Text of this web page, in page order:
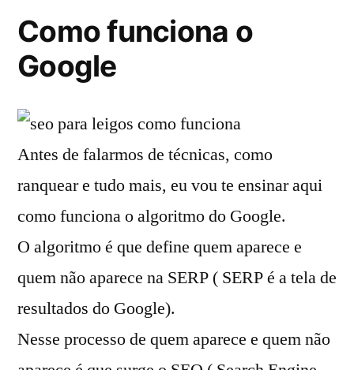
Como funciona o
Google
Antes de falarmos de técnicas, como
ranquear e tudo mais, eu vou te ensinar aqui
como funciona o algoritmo do Google.
O algoritmo é que define quem aparece e
quem não aparece na SERP ( SERP é a tela de
resultados do Google).
Nesse processo de quem aparece e quem não